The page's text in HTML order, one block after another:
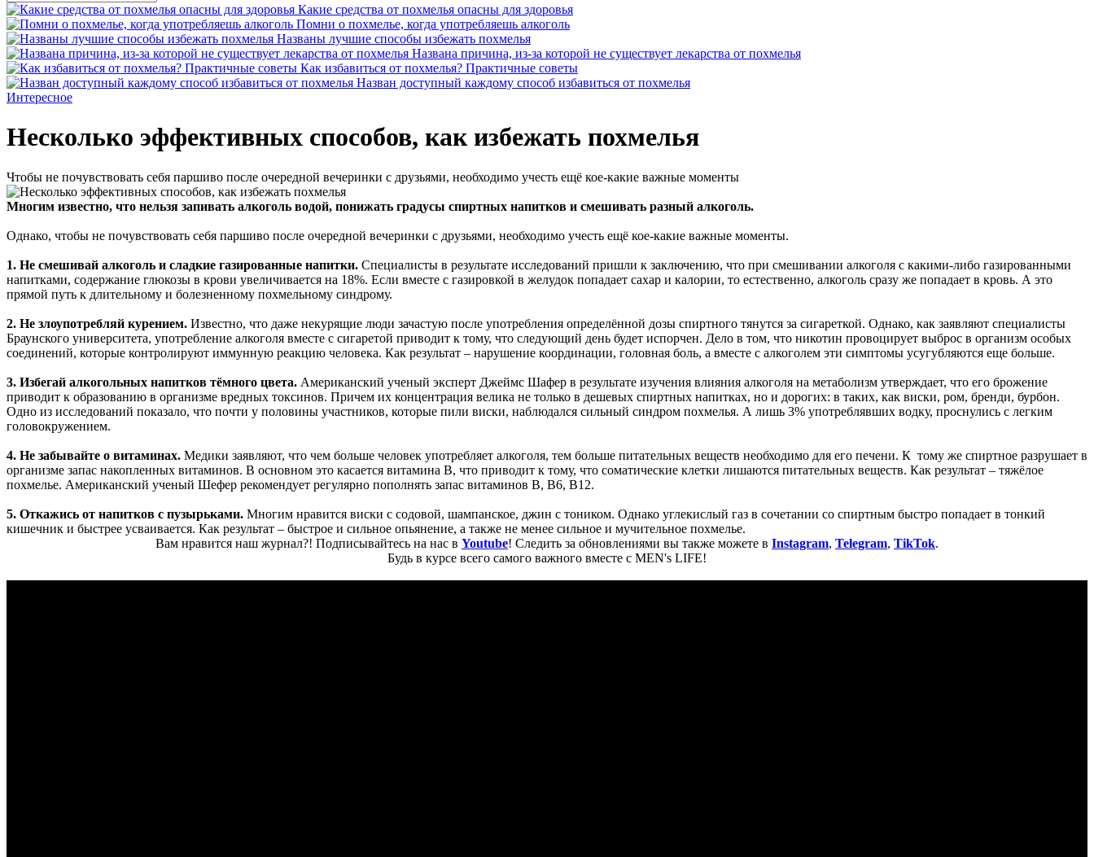
Какие средства от похмелья опасны для здоровья
Помни о похмелье, когда употребляешь алкоголь
Названы лучшие способы избежать похмелья
Названа причина, из-за которой не существует лекарства от похмелья
Как избавиться от похмелья? Практичные советы
Назван доступный каждому способ избавиться от похмелья
Интересное
Несколько эффективных способов, как избежать похмелья
Чтобы не почувствовать себя паршиво после очередной вечеринки с друзьями, необходимо учесть ещё кое-какие важные моменты
Многим известно, что нельзя запивать алкоголь водой, понижать градусы спиртных напитков и смешивать разный алкоголь.
Однако, чтобы не почувствовать себя паршиво после очередной вечеринки с друзьями, необходимо учесть ещё кое-какие важные моменты.
1. Не смешивай алкоголь и сладкие газированные напитки. Специалисты в результате исследований пришли к заключению, что при смешивании алкоголя с какими-либо газированными
напитками, содержание глюкозы в крови увеличивается на 18%. Если вместе с газировкой в желудок попадает сахар и калории, то естественно, алкоголь сразу же попадает в кровь. А это
прямой путь к длительному и болезненному похмельному синдрому.
2. Не злоупотребляй курением. Известно, что даже некурящие люди зачастую после употребления определённой дозы спиртного тянутся за сигареткой. Однако, как заявляют специалисты
Браунского университета, употребление алкоголя вместе с сигаретой приводит к тому, что следующий день будет испорчен. Дело в том, что никотин провоцирует выброс в организм особых
соединений, которые контролируют иммунную реакцию человека. Как результат – нарушение координации, головная боль, а вместе с алкоголем эти симптомы усугубляются еще больше.
3. Избегай алкогольных напитков тёмного цвета. Американский ученый эксперт Джеймс Шафер в результате изучения влияния алкоголя на метаболизм утверждает, что его брожение
приводит к образованию в организме вредных токсинов. Причем их концентрация велика не только в дешевых спиртных напитках, но и дорогих: в таких, как виски, ром, бренди, бурбон.
Одно из исследований показало, что почти у половины участников, которые пили виски, наблюдался сильный синдром похмелья. А лишь 3% употреблявших водку, проснулись с легким
головокружением.
4. Не забывайте о витаминах. Медики заявляют, что чем больше человек употребляет алкоголя, тем больше питательных веществ необходимо для его печени. К тому же спиртное разрушает в
организме запас накопленных витаминов. В основном это касается витамина B, что приводит к тому, что соматические клетки лишаются питательных веществ. Как результат – тяжёлое
похмелье. Американский ученый Шефер рекомендует регулярно пополнять запас витаминов В, В6, В12.
5. Откажись от напитков с пузырьками. Многим нравится виски с содовой, шампанское, джин с тоником. Однако углекислый газ в сочетании со спиртным быстро попадает в тонкий
кишечник и быстрее усваивается. Как результат – быстрое и сильное опьянение, а также не менее сильное и мучительное похмелье.
Вам нравится наш журнал?! Подписывайтесь на нас в Youtube! Следить за обновлениями вы также можете в Instagram, Telegram, TikTok.
Будь в курсе всего самого важного вместе с MEN's LIFE!